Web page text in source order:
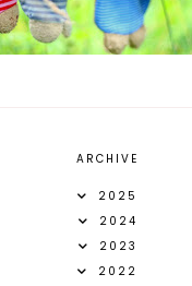
ARCHIVE
2025
2024
2023
2022